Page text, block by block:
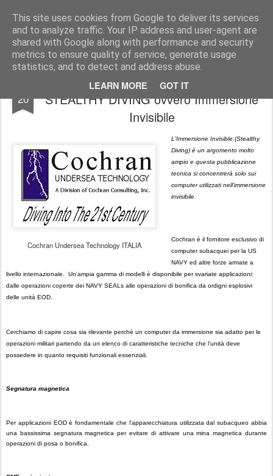
This site uses cookies from Google to deliver its services
and to analyze traffic. Your IP address and user-agent are
shared with Google along with performance and security
metrics to ensure quality of service, generate usage
statistics, and to detect and address abuse.
LEARN MORE GOT IT
UNDERSEA MAGAZINE | SUBACQUEA | OTS | SCUBA | COMMERCIAL DIVING
Pages
20
COCHRAN UNDERSEA TECHNOLOGY |
STEALTHY DIVING ovvero Immersione
Invisibile
Cochran Undersea Technology ITALIA
L'Immersione Invisible (Stealthy
Diving) è un argomento molto
ampio e questa pubblicazione
tecnica si concentrerà solo sui
computer utilizzati nell'immersione
invisibile.
Cochran è il fornitore esclusivo di
computer subacquei per la US
NAVY ed altre forze armate a
livello internazionale. Un'ampia gamma di modelli è disponibile per svariate applicazioni:
dalle operazioni coperte dei NAVY SEALs alle operazioni di bonifica da ordigni esplosivi
delle unità EOD.
Cerchiamo di capire cosa sia rilevante perchè un computer da immersione sia adatto per le
operazioni militari partendo da un elenco di caratteristiche tecniche che l'unità deve
possedere in quanto requisiti funzionali essenziali.
Segnatura magnetica
Per applicazioni EOD è fondamentale che l'apparecchiatura utilizzata dal subacqueo abbia
una bassissima segnatura magnetica per evitare di attivare una mina magnetica durante
operazioni di posa o bonifica.